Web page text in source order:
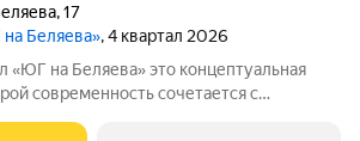
,17
Беляева», 4 квартал 2026
это концептуальная
современность сочетается с